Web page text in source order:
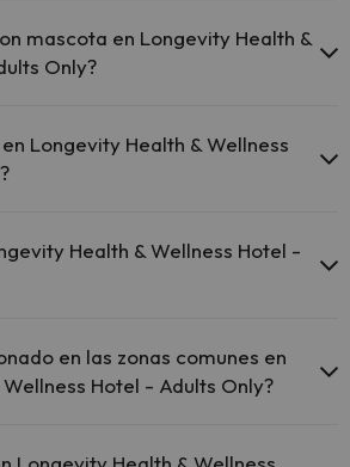
el hotel.
& Wellness Hotel - Adults Only ofrece Wi-
comunes.
mascota en Longevity Health &
Only?
Longevity Health & Wellness
pueden ser de pago).
Health & Wellness Hotel -
de pago) Aquí tienes más info sobre la
en las zonas comunes en
Hotel - Adults Only?
comunes.